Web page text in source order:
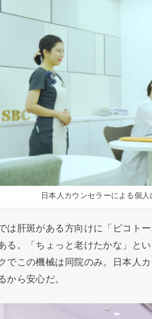
日本人カウンセラーによる個
は肝斑がある方向けに「ピコト
る。「ちょっと老けたかな」と
でこの機械は同院のみ。日本人
から安心だ。